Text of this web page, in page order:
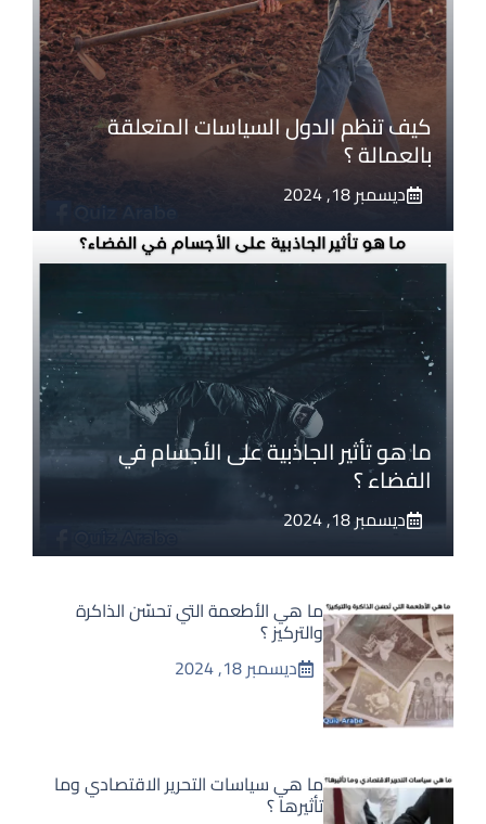
كيف تنظم الدول السياسات المتعلقة
بالعمالة ؟
ديسمبر 18, 2024
ما هو تأثير الجاذبية على الأجسام في
الفضاء ؟
ديسمبر 18, 2024
ما هي الأطعمة التي تحسّن الذاكرة
والتركيز ؟
ديسمبر 18, 2024
ما هي سياسات التحرير الاقتصادي وما
تأثيرها ؟